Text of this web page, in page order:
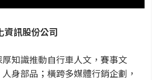
資訊股份公司
知識推動自行車人文，賽事文
身部品；橫跨多媒體行銷企劃，